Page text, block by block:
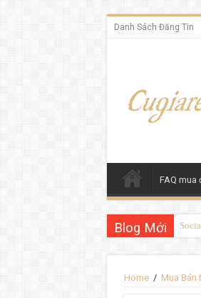
Danh Sách Đăng Tin
FAQ mua
Blog Mới
Home / Mua Bán